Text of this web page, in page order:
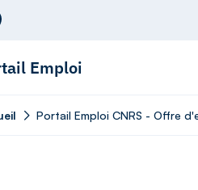
Emploi
Portail Emploi CNRS - Offre